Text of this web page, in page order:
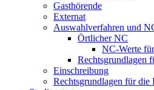
Gasthörende
Externat
Auswahlverfahren und
Örtlicher NC
NC-Werte
Rechtsgrundlagen
Einschreibung
Rechtsgrundlagen für die